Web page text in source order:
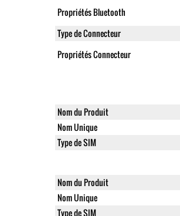
Propriétés Bluetooth
Type de Connecteur
Propriétés Connecteur
Nom du Produit
Nom Unique
Type de SIM
Nom du Produit
Nom Unique
Type de SIM